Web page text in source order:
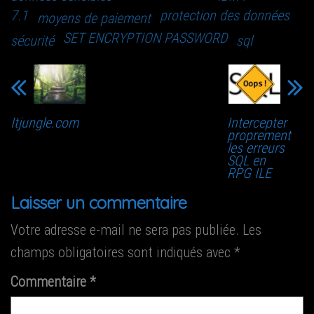
7.1 moyens de paiement protection des données
sécurité SET ENCRYPTION PASSWORD sql
Itjungle.com Inter­cep­ter
pro­pre­ment
les erreurs
SQL en
RPG ILE
Laisser un commentaire
Votre adresse e-mail ne sera pas publiée. Les
champs obligatoires sont indiqués avec *
Commentaire *